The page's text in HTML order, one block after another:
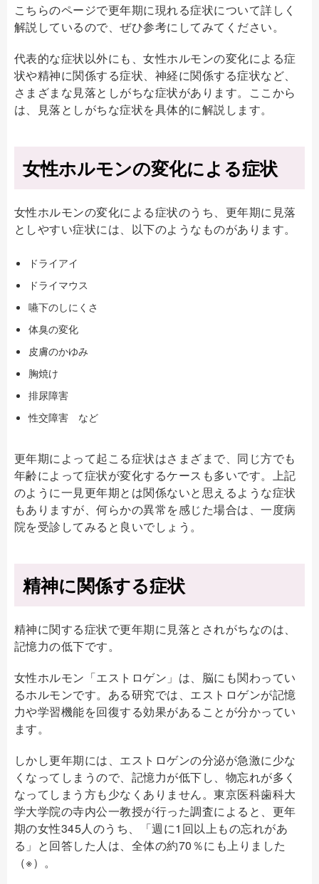
こちらのページで更年期に現れる症状について詳しく
解説しているので、ぜひ参考にしてみてください。
代表的な症状以外にも、女性ホルモンの変化による症
状や精神に関係する症状、神経に関係する症状など、
さまざまな見落としがちな症状があります。ここから
は、見落としがちな症状を具体的に解説します。
女性ホルモンの変化による症状
女性ホルモンの変化による症状のうち、更年期に見落
としやすい症状には、以下のようなものがあります。
ドライアイ
ドライマウス
嚥下のしにくさ
体臭の変化
皮膚のかゆみ
胸焼け
排尿障害
性交障害 など
更年期によって起こる症状はさまざまで、同じ方でも
年齢によって症状が変化するケースも多いです。上記
のように一見更年期とは関係ないと思えるような症状
もありますが、何らかの異常を感じた場合は、一度病
院を受診してみると良いでしょう。
精神に関係する症状
精神に関する症状で更年期に見落とされがちなのは、
記憶力の低下です。
女性ホルモン「エストロゲン」は、脳にも関わってい
るホルモンです。ある研究では、エストロゲンが記憶
力や学習機能を回復する効果があることが分かってい
ます。
しかし更年期には、エストロゲンの分泌が急激に少な
くなってしまうので、記憶力が低下し、物忘れが多く
なってしまう方も少なくありません。東京医科歯科大
学大学院の寺内公一教授が行った調査によると、更年
期の女性345人のうち、「週に1回以上もの忘れがあ
る」と回答した人は、全体の約70％にも上りました
（※）。